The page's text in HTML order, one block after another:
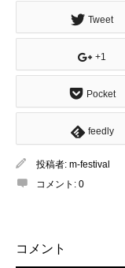
Tweet
+1
Pocket
feedly
投稿者: m-festival
コメント: 0
コメント